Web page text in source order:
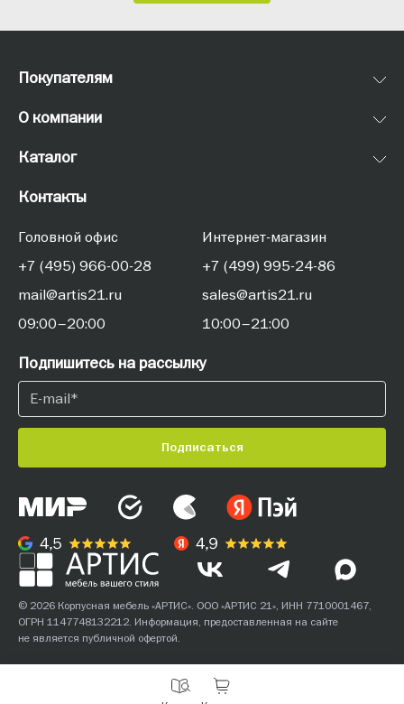
Покупателям
О компании
Каталог
Контакты
Головной офис
+7 (495) 966-00-28
mail@artis21.ru
09:00–20:00
Интернет-магазин
+7 (499) 995-24-86
sales@artis21.ru
10:00–21:00
Подпишитесь на рассылку
Подписаться
© 2026 Корпусная мебель «АРТИС». ООО «АРТИС 21», ИНН 7710001467,
ОГРН 1147748132212. Информация, предоставленная на сайте
не является публичной офертой.